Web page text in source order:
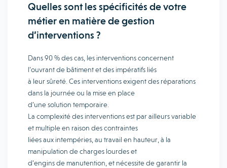
Quelles sont les spécificités de votre
métier en matière de gestion
d’interventions ?
Dans 90 % des cas, les interventions concernent
l’ouvrant de bâtiment et des impératifs liés
à leur sûreté. Ces interventions exigent des réparations
dans la journée ou la mise en place
d’une solution temporaire.
La complexité des interventions est par ailleurs variable
et multiple en raison des contraintes
liées aux intempéries, au travail en hauteur, à la
manipulation de charges lourdes et
d’engins de manutention, et nécessite de garantir la